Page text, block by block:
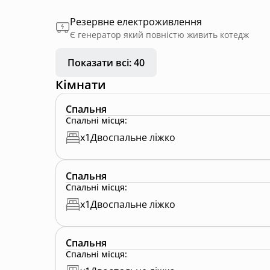
Резервне електроживлення
Є генератор який повністю живить котедж
Показати всі: 40
Кімнати
Спальня
Спальні місця:
x1Двоспальне ліжко
Спальня
Спальні місця:
x1Двоспальне ліжко
Спальня
Спальні місця: